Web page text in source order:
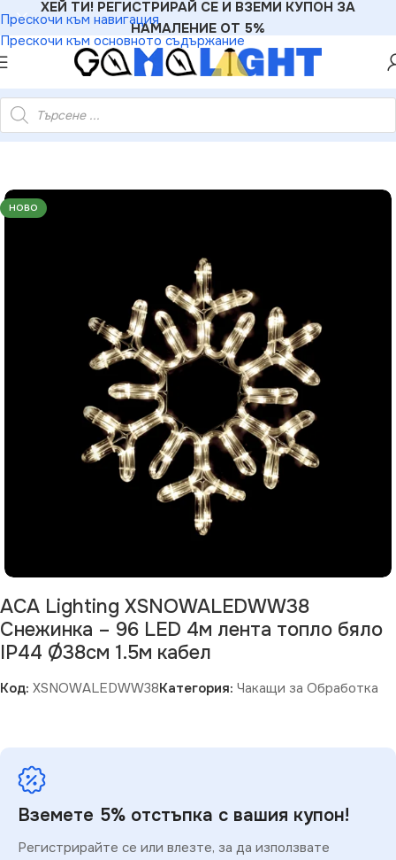
Прескочи към навигация
Прескочи към основното съдържание
ХЕЙ ТИ! РЕГИСТРИРАЙ СЕ И ВЗЕМИ КУПОН ЗА
НАМАЛЕНИЕ ОТ 5%
– 96 LED 4м лента топло бяло IP44 Ø38см 1.5м кабел
НОВО
ACA Lighting XSNOWALEDWW38
Снежинка – 96 LED 4м лента топло бяло
IP44 Ø38см 1.5м кабел
Код: XSNOWALEDWW38Категория: Чакащи за Обработка
Вземете 5% отстъпка с вашия купон!
Регистрирайте се или влезте, за да използвате